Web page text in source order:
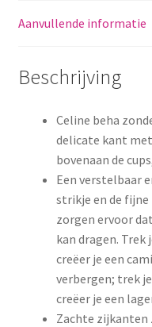
Aanvullende informatie
Beschrijving
Celine beha
delicate kant
bovenaan de
Een verstelbaar
strikje en de
zorgen ervoor
kan dragen. Trek
creëer je een
verbergen; trek
creëer je een
Zachte zijkanten